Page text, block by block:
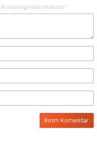
Ruas yang wajib ditandai *